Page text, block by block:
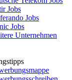
Jobs
Jobs
Jobs
Unternehmen